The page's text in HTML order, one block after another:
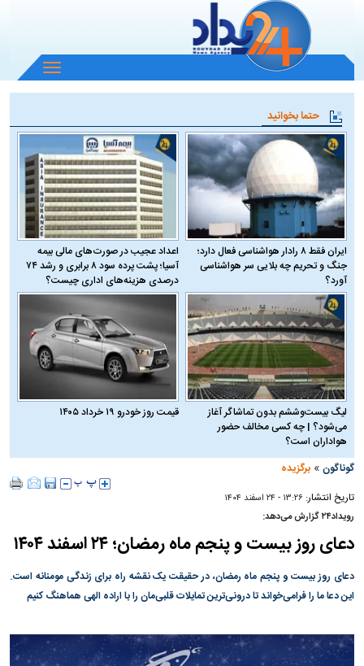
باز
و
منو
حتما بخوانید
ایران فقط ۸ رادار هواشناسی فعال دارد؛
جنگ و تحریم چه بلایی سر هواشناسی
آورد؟
اعداد عجیب در صورت‌های مالی بیمه
آسیا؛ پشت پرده سود ۸ برابری و رشد ۷۴
درصدی هزینه‌های اداری چیست؟
لیگ بیست‌وششم بدون تماشاگر آغاز
می‌شود؟ | چه کسی مخالف حضور
هواداران است؟
قیمت روز خودرو ۱۹ خرداد ۱۴۰۵
گوناگون »برگزیده
تاریخ انتشار: ۱۳:۲۶ - ۲۴ اسفند ۱۴۰۴
رویداد۲۴ گزارش می‌دهد:
دعای روز بیست و پنجم ماه رمضان؛ ۲۴ اسفند ۱۴۰۴
دعای روز بیست و پنجم ماه رمضان، در حقیقت یک نقشه راه برای زندگی مومنانه است.
این دعا ما را فرامی‌خواند تا درونی‌ترین تمایلات قلبی‌مان را با اراده الهی هماهنگ کنیم